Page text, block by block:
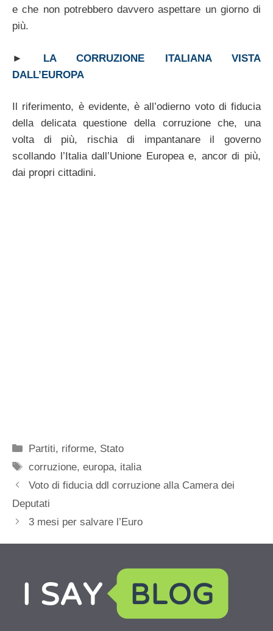
e che non potrebbero davvero aspettare un giorno di
più.
► LA CORRUZIONE ITALIANA VISTA
DALL’EUROPA
Il riferimento, è evidente, è all’odierno voto di fiducia
della delicata questione della corruzione che, una
volta di più, rischia di impantanare il governo
scollando l’Italia dall’Unione Europea e, ancor di più,
dai propri cittadini.
Categorie
Partiti, riforme, Stato
Tag
corruzione,europa, italia
Voto di fiducia ddl corruzione alla Camera dei
Deputati
3 mesi per salvare l’Euro